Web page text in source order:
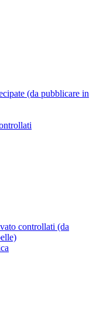
(da pubblicare in
controllati (da